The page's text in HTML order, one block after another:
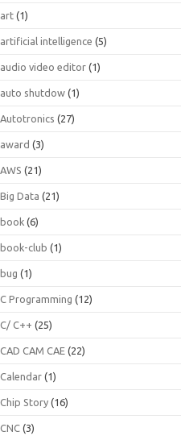
art (1)
artificial intelligence (5)
audio video editor (1)
auto shutdow (1)
Autotronics (27)
award (3)
AWS (21)
Big Data (21)
book (6)
book-club (1)
bug (1)
C Programming (12)
C/ C++ (25)
CAD CAM CAE (22)
Calendar (1)
Chip Story (16)
CNC (3)